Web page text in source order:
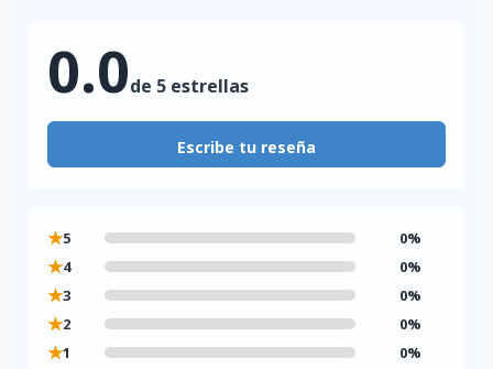
0.0de 5 estrellas
Escribe tu reseña
★5 0%
★4 0%
★3 0%
★2 0%
★1 0%